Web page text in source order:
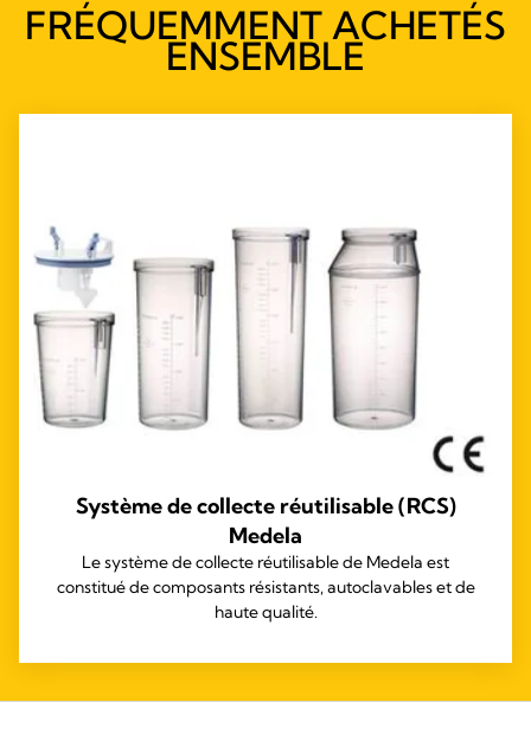
FRÉQUEMMENT ACHETÉS
ENSEMBLE
Système de collecte réutilisable (RCS)
Medela
Le système de collecte réutilisable de Medela est
constitué de composants résistants, autoclavables et de
haute qualité.